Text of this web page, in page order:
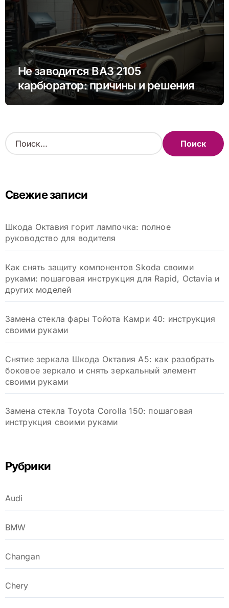
Не заводится ВАЗ 2105
карбюратор: причины и решения
проблемы
Н
а
:Свежие записи
Шкода Октавия горит лампочка: полное
руководство для водителя
Как снять защиту компонентов Skoda своими
руками: пошаговая инструкция для Rapid, Octavia и
других моделей
Замена стекла фары Тойота Камри 40: инструкция
своими руками
Снятие зеркала Шкода Октавия А5: как разобрать
боковое зеркало и снять зеркальный элемент
своими руками
Замена стекла Toyota Corolla 150: пошаговая
инструкция своими руками
Рубрики
Audi
BMW
Changan
Chery